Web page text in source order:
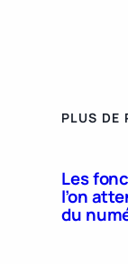
PLUS DE
Les
l’on
du